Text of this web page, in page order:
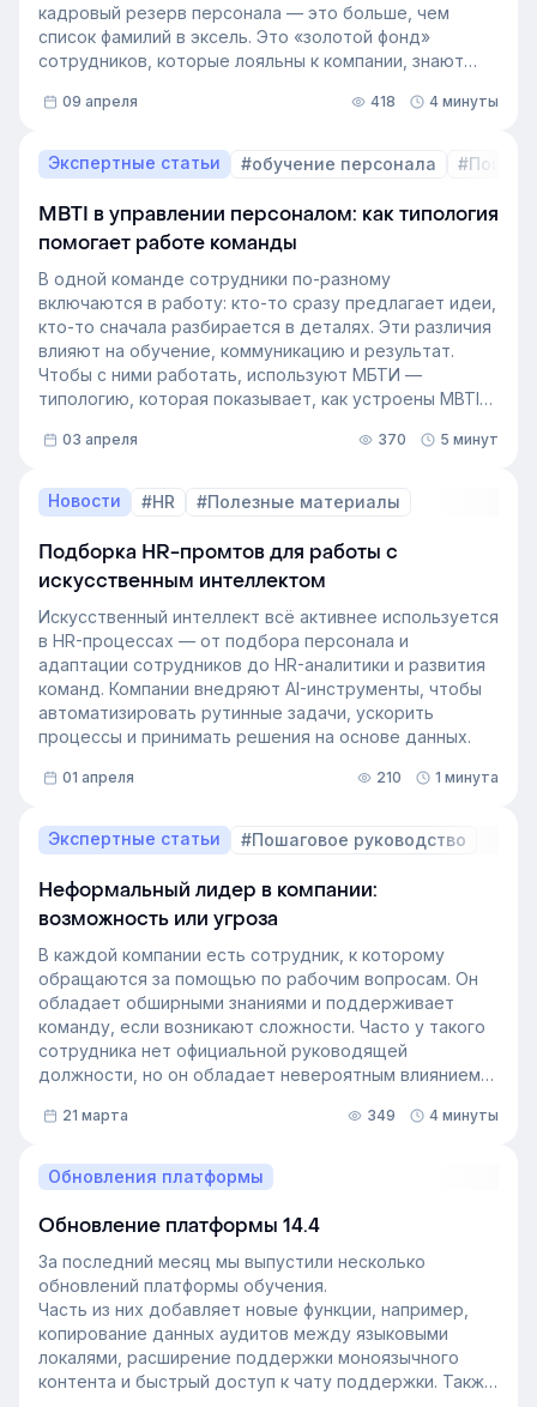
кадровый резерв персонала — это больше, чем
список фамилий в эксель. Это «золотой фонд»
сотрудников, которые лояльны к компании, знают
освободившуюся должность. Не у каждой компании
вручную — трудоёмкая задача. Однако с приходом
автоматизации формирование кадрового запаса
перестало требовать большого ресурса. Теперь это
важный инструмент для любой компании, которая не
хочет зависеть от капризов рынка труда. В статье
разберёмся, как выстроить процесс формирование
кадрового резерва с помощью современных
инструментов.
09 апреля 418 4 минуты
Экспертные статьи #обучение персонала
MBTI в управлении персоналом: как типология
помогает работе команды
В одной команде сотрудники по-разному
включаются в работу: кто-то сразу предлагает идеи,
кто-то сначала разбирается в деталях. Эти различия
влияют на обучение, коммуникацию и результат.
Чтобы с ними работать, используют МБТИ —
типологию, которая показывает, как устроены MBTI
это тестирование применяют в бизнесе и какую
03 апреля 370 5 минут
Новости #HR #Полезные материалы
Подборка HR-промтов для работы с
искусственным интеллектом
Искусственный интеллект всё активнее используется
в HR-процессах — от подбора персонала и
адаптации сотрудников до HR-аналитики и развития
команд. Компании внедряют AI-инструменты, чтобы
автоматизировать рутинные задачи, ускорить
процессы и принимать решения на основе данных.
01 апреля 210 1 минута
Экспертные статьи #Пошаговое руководство
Неформальный лидер в компании:
возможность или угроза
В каждой компании есть сотрудник, к которому
обращаются за помощью по рабочим вопросам. Он
обладает обширными знаниями и поддерживает
команду, если возникают сложности. Часто у такого
сотрудника нет официальной руководящей
должности, но он обладает невероятным влиянием
неформальный лидер группы. У него есть авторитет
процессы в компании и умеет выстраивать
искренние отношения с людьми. Выявление
неформальных лидеров и применение их навыков
может стать стратегией управления персоналом,
которая повысит производительность и создаст
более позитивную корпоративную культуру. Как это
сделать — рассказали в статье.
21 марта 349 4 минуты
Обновления платформы
Обновление платформы 14.4
За последний месяц мы выпустили несколько
обновлений платформы обучения.
Часть из них добавляет новые функции, например,
копирование данных аудитов между языковыми
локалями, расширение поддержки моноязычного
контента и быстрый доступ к чату поддержки. Также